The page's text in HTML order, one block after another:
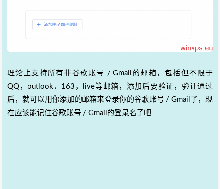
理论上支持所有非谷歌账号 / Gmail的邮箱，包括但不限于
QQ，outlook，163，live等邮箱，添加后要验证，验证通过
后，就可以用你添加的邮箱来登录你的谷歌账号 / Gmail了，现
在应该能记住谷歌账号 / Gmail的登录名了吧